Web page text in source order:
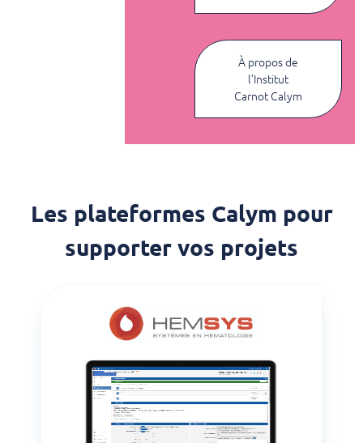
À propos de
l’Institut
Carnot Calym
Les plateformes Calym pour
supporter vos projets